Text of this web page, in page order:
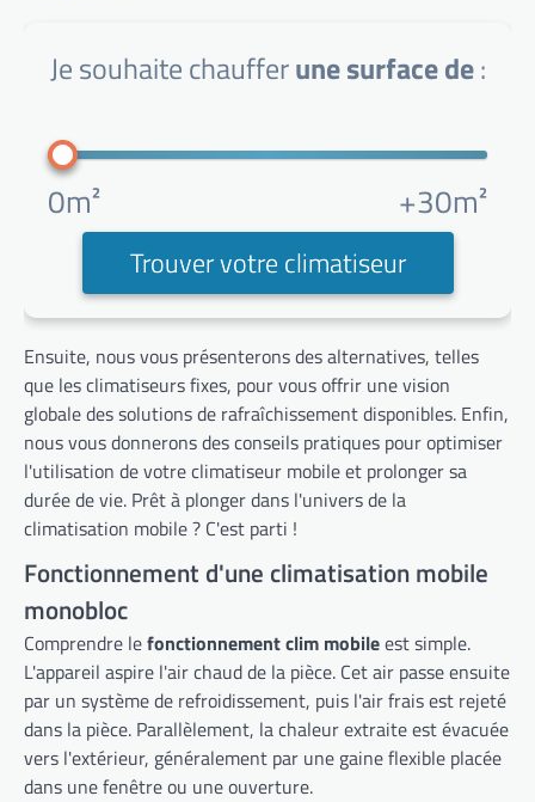
Je souhaite chaufferune surface de:
0m² +30m²
Trouver votre climatiseur
Ensuite, nous vous présenterons des alternatives, telles
que les climatiseurs fixes, pour vous offrir une vision
globale des solutions de rafraîchissement disponibles. Enfin,
nous vous donnerons des conseils pratiques pour optimiser
l'utilisation de votre climatiseur mobile et prolonger sa
durée de vie. Prêt à plonger dans l'univers de la
climatisation mobile ? C'est parti !
Fonctionnement d'une climatisation mobile
monobloc
Comprendre lefonctionnement clim mobileest simple.
L'appareil aspire l'air chaud de la pièce. Cet air passe ensuite
par un système de refroidissement, puis l'air frais est rejeté
dans la pièce. Parallèlement, la chaleur extraite est évacuée
vers l'extérieur, généralement par une gaine flexible placée
dans une fenêtre ou une ouverture.